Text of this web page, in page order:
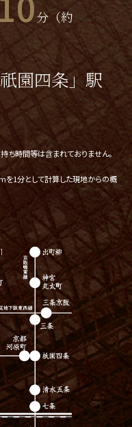
分（約
園四条」駅
ち時間等は含まれておりません。
1分として計算した現地からの概